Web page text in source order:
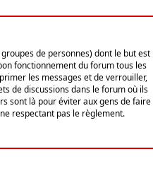
de personnes) dont le but est
fonctionnement du forum tous les
les messages et de verrouiller,
de discussions dans le forum où ils
sont là pour éviter aux gens de faire
respectant pas le règlement.